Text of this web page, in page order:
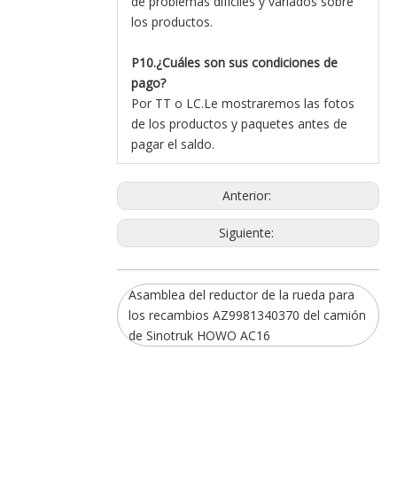
los productos.
P10.¿Cuáles son sus condiciones de
pago?
Por TT o LC.Le mostraremos las fotos
de los productos y paquetes antes de
pagar el saldo.
Anterior:
Siguiente:
Asamblea del reductor de la rueda para
los recambios AZ9981340370 del camión
de Sinotruk HOWO AC16